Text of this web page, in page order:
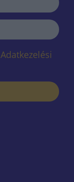
Adatkezelési